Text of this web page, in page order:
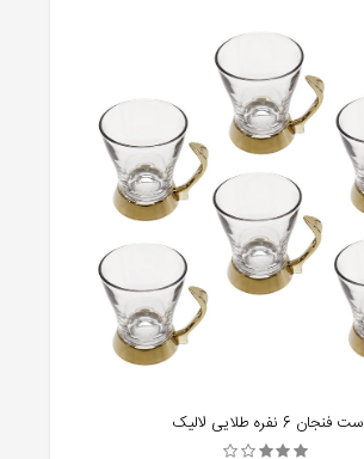
ست فنجان 6 نفره طلایی لالیک